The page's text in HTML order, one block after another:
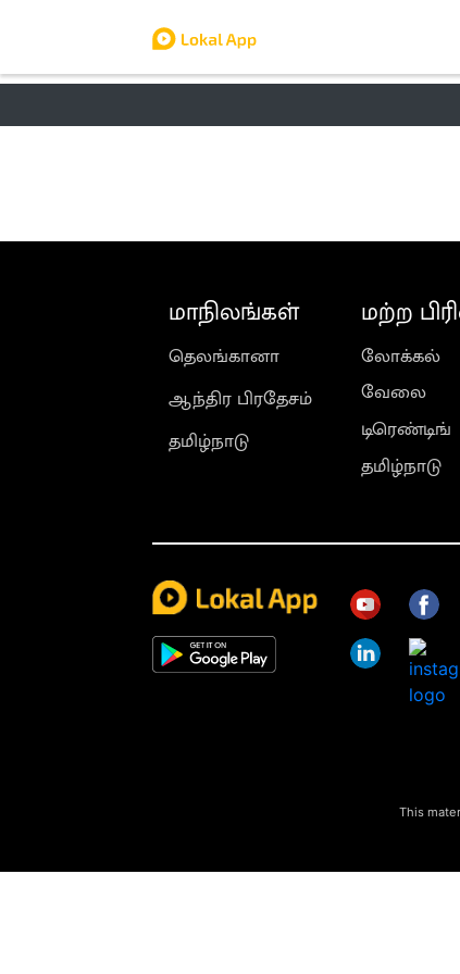
மாநிலங்கள்
தெலங்கானா
ஆந்திர பிரதேசம்
தமிழ்நாடு
மற்ற
லோக்கல்
வேலை
டிரெண்டிங்
தமிழ்நாடு
This